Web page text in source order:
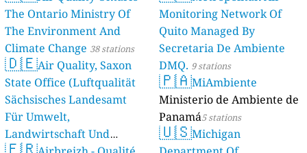
The Ontario Ministry Of
The Environment And
Climate Change 38 stations
🇩🇪Air Quality, Saxon
State Office (Luftqualität
Sächsisches Landesamt
Für Umwelt,
Landwirtschaft Und
Monitoring Network Of
Quito Managed By
Secretaria De Ambiente
DMQ. 9 stations
🇵🇦MiAmbiente
Ministerio de Ambiente de
Panamá5 stations
🇺🇸Michigan